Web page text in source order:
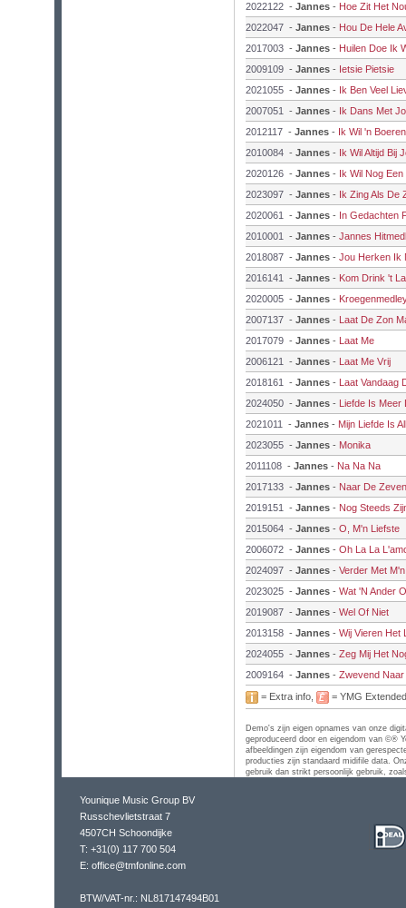
2022122 - Jannes - Hoe Zit Het
2022047 - Jannes - Hou De Hele
2017003 - Jannes - Huilen Doe Ik
2009109 - Jannes - Ietsie Pietsie
2021055 - Jannes - Ik Ben Veel
2007051
- Jannes - Ik Dans Met
2012117 - Jannes - Ik Wil 'n
2010084 - Jannes - Ik Wil Altijd Bij
2020126 - Jannes - Ik Wil Nog
2023097 - Jannes - Ik Zing Als De
2020061
- Jannes - In Gedachten
2010001
- Jannes - Jannes
2018087 - Jannes - Jou Herken Ik
2016141
- Jannes - Kom Drink 't
2020005 - Jannes -
2007137 - Jannes - Laat De Zon
2017079 - Jannes - Laat Me
2006121
- Jannes - Laat Me Vrij
2018161
- Jannes - Laat Vandaag
2024050 - Jannes - Liefde Is Meer
2021011
- Jannes - Mijn Liefde Is
2023055 - Jannes - Monika
2011108 - Jannes - Na Na Na
2017133 - Jannes - Naar De
2019151
- Jannes - Nog Steeds
2015064 - Jannes - O, M'n Liefste
2006072 - Jannes - Oh La La
2024097 - Jannes - Verder Met
2023025 - Jannes - Wat 'N Ander
2019087 - Jannes - Wel Of Niet
2013158 - Jannes - Wij Vieren Het
2024055 - Jannes - Zeg Mij Het
2009164 - Jannes - Zwevend
= Extra info,
= YMG
Demo's zijn eigen opnames van onze
geproduceerd door en eigendom van ©®
afbeeldingen zijn eigendom van
producties zijn standaard midifile data.
gebruik dan strikt persoonlijk gebruik,
Younique Music Group BV
Russchevlietstraat 7
4507CH Schoondijke
T: +31(0) 117 700 504
E: office@tmfonline.com
BTW/VAT-nr.: NL817147494B01